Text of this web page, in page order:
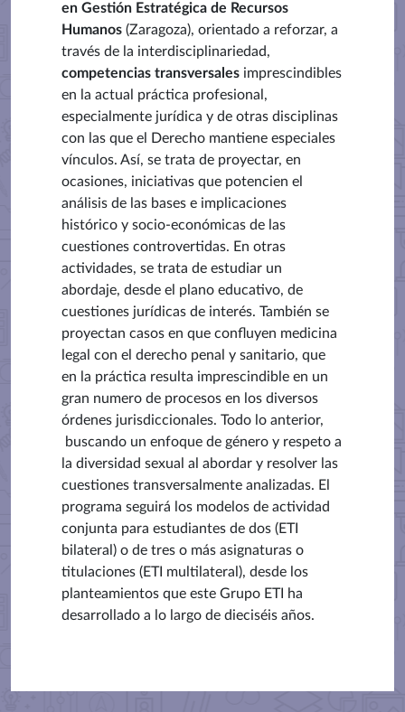
en Gestión Estratégica de Recursos
Humanos (Zaragoza), orientado a reforzar, a
través de la interdisciplinariedad,
competencias transversales imprescindibles
en la actual práctica profesional,
especialmente jurídica y de otras disciplinas
con las que el Derecho mantiene especiales
vínculos. Así, se trata de proyectar, en
ocasiones, iniciativas que potencien el
análisis de las bases e implicaciones
histórico y socio-económicas de las
cuestiones controvertidas. En otras
actividades, se trata de estudiar un
abordaje, desde el plano educativo, de
cuestiones jurídicas de interés. También se
proyectan casos en que confluyen medicina
legal con el derecho penal y sanitario, que
en la práctica resulta imprescindible en un
gran numero de procesos en los diversos
órdenes jurisdiccionales. Todo lo anterior,
buscando un enfoque de género y respeto a
la diversidad sexual al abordar y resolver las
cuestiones transversalmente analizadas. El
programa seguirá los modelos de actividad
conjunta para estudiantes de dos (ETI
bilateral) o de tres o más asignaturas o
titulaciones (ETI multilateral), desde los
planteamientos que este Grupo ETI ha
desarrollado a lo largo de dieciséis años.